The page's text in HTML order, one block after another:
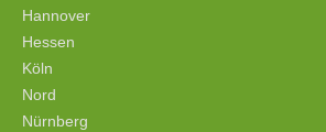
Hannover
Hessen
Köln
Nord
Nürnberg